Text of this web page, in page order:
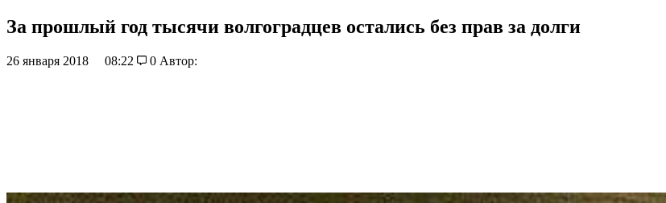
За прошлый год тысячи волгоградцев остались без прав за долги
26 января 2018 08:22 0 Автор: